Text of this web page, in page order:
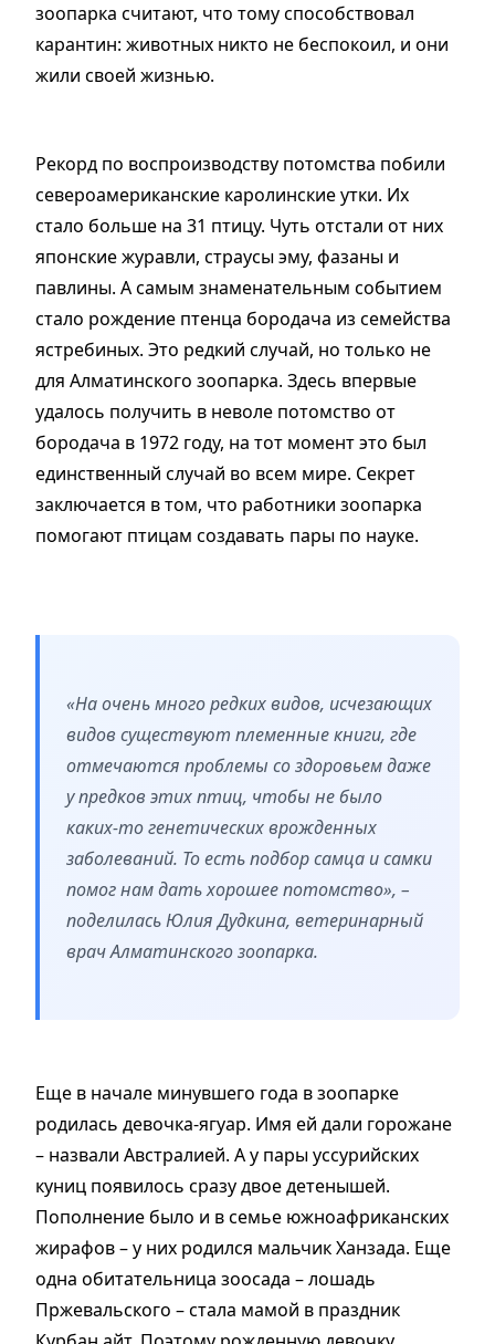
зоопарка считают, что тому способствовал
карантин: животных никто не беспокоил, и они
жили своей жизнью.
Рекорд по воспроизводству потомства побили
североамериканские каролинские утки. Их
стало больше на 31 птицу. Чуть отстали от них
японские журавли, страусы эму, фазаны и
павлины. А самым знаменательным событием
стало рождение птенца бородача из семейства
ястребиных. Это редкий случай, но только не
для Алматинского зоопарка. Здесь впервые
удалось получить в неволе потомство от
бородача в 1972 году, на тот момент это был
единственный случай во всем мире. Секрет
заключается в том, что работники зоопарка
помогают птицам создавать пары по науке.
«На очень много редких видов, исчезающих
видов существуют племенные книги, где
отмечаются проблемы со здоровьем даже
у предков этих птиц, чтобы не было
каких-то генетических врожденных
заболеваний. То есть подбор самца и самки
помог нам дать хорошее потомство», –
поделилась Юлия Дудкина, ветеринарный
врач Алматинского зоопарка.
Еще в начале минувшего года в зоопарке
родилась девочка-ягуар. Имя ей дали горожане
– назвали Австралией. А у пары уссурийских
куниц появилось сразу двое детенышей.
Пополнение было и в семье южноафриканских
жирафов – у них родился мальчик Ханзада. Еще
одна обитательница зоосада – лошадь
Пржевальского – стала мамой в праздник